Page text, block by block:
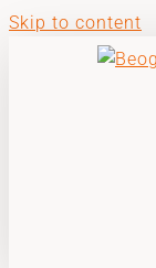
Skip to content